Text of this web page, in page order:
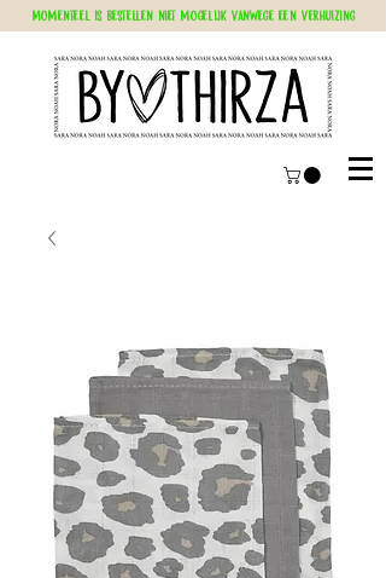
Momenteel is bestellen niet mogelijk vanwege een verhuizing